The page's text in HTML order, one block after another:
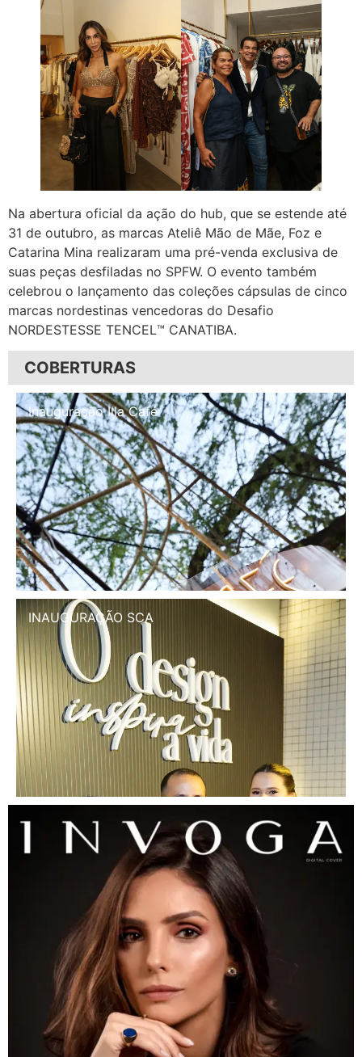
Na abertura oficial da ação do hub, que se estende até
31 de outubro, as marcas Ateliê Mão de Mãe, Foz e
Catarina Mina realizaram uma pré-venda exclusiva de
suas peças desfiladas no SPFW. O evento também
celebrou o lançamento das coleções cápsulas de cinco
marcas nordestinas vencedoras do Desafio
NORDESTESSE TENCEL™️ CANATIBA.
COBERTURAS
Inauguração Illa Café
INAUGURAÇÃO SCA